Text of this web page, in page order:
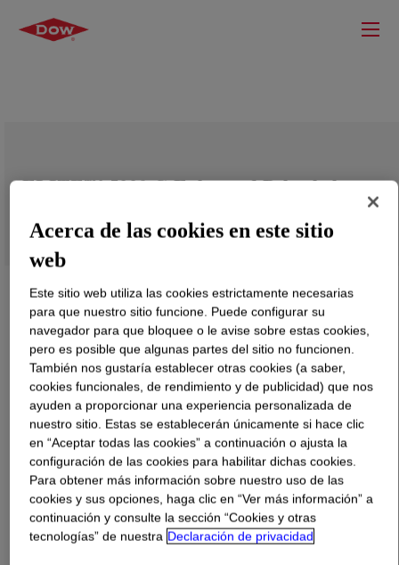
ELITE™ 5220 G Enhanced Polyethylene
Qué esELITE™ 5220 G Enhanced Polyethylene
Resin?
A linear low density metallocene copolymer produced by
INSITE Technology, processable in cast film mono- and
coextrusion equipment designed for polyethylene.
Acerca de las cookies en este sitio
web
Este sitio web utiliza las cookies estrictamente necesarias
para que nuestro sitio funcione. Puede configurar su
navegador para que bloquee o le avise sobre estas cookies,
pero es posible que algunas partes del sitio no funcionen.
También nos gustaría establecer otras cookies (a saber,
cookies funcionales, de rendimiento y de publicidad) que nos
ayuden a proporcionar una experiencia personalizada de
nuestro sitio. Estas se establecerán únicamente si hace clic
en “Aceptar todas las cookies” a continuación o ajusta la
configuración de las cookies para habilitar dichas cookies.
Para obtener más información sobre nuestro uso de las
cookies y sus opciones, haga clic en “Ver más información” a
continuación y consulte la sección “Cookies y otras
tecnologías” de nuestra Declaración de privacidad